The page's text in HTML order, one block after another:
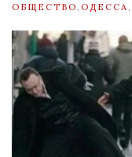
ОБЩЕСТВО ОДЕССА